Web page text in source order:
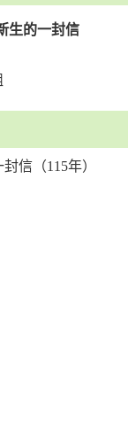
生的一封信
信（115年）